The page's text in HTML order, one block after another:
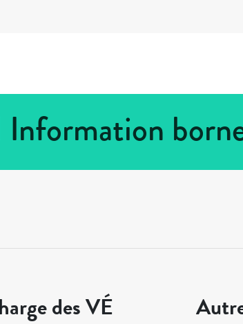
des VÉ